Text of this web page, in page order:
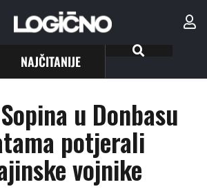
NAJČITANIJE
u Donbasu
potjerali
vojnike